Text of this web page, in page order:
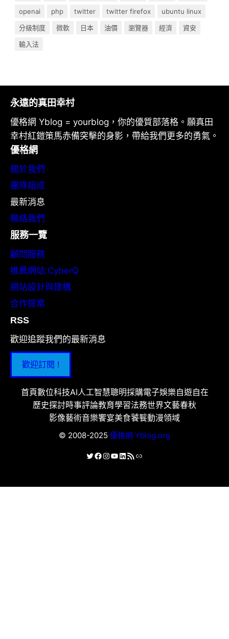
openai
php twitter twitter firefox
ubuntu linux
分級制度
微軟 日本 油價 瀏覽器 經濟
資安
輸入法
永遠的真田幸村
優格網 Yblog = yourblog，你的優質部落格。願真田
幸村紅鎧策馬赤備突擊的身影，帶給我們更多的勇氣。
優格網
關於我們
團隊組成
最新消息
聯絡我們
服務一覽
顧問服務
推薦網站:CyberQ
網站設計與建構
合作提案
RSS
歡迎追蹤我們的最新消息
歡迎訂閱 !
首頁數位科技AI人工智慧聰明採購電子娛樂自遊自在
歷史探討時事評論教育學習法務世界文藝春秋
影像藝術音樂饗宴美食饕餮動漫領域
© 2008-2025 優格網 Yblog.org
X Facebook
Instagram
YouTube
LinkedIn
RSS 資訊提供連結